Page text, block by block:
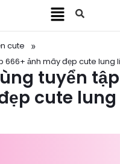
cute »
666+ ảnh mây đẹp cute lung
tuyển
cute